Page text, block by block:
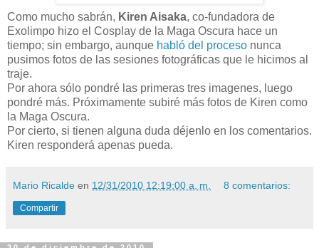
Como mucho sabrán, Kiren Aisaka, co-fundadora de
Exolimpo hizo el Cosplay de la Maga Oscura hace un
tiempo; sin embargo, aunque habló del proceso nunca
pusimos fotos de las sesiones fotográficas que le hicimos al
traje.
Por ahora sólo pondré las primeras tres imagenes, luego
pondré más. Próximamente subiré más fotos de Kiren como
la Maga Oscura.
Por cierto, si tienen alguna duda déjenlo en los comentarios.
Kiren responderá apenas pueda.
Mario Ricalde en 12/31/2010 12:19:00 a. m. 8 comentarios:
Compartir